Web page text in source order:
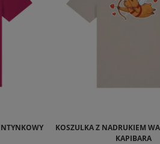
KOSZULKA Z NADRUKIEM
KAPIBARA